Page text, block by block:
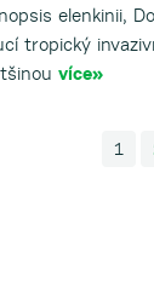
elenkinii,
tropický
více»
1